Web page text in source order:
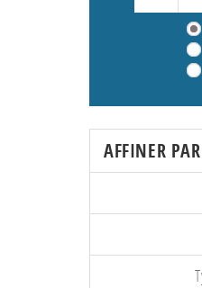
AFFINER PAR